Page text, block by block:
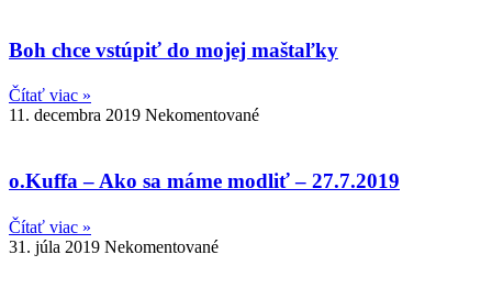
Boh chce vstúpiť do mojej maštaľky
Čítať viac »
11. decembra 2019 Nekomentované
o.Kuffa – Ako sa máme modliť – 27.7.2019
Čítať viac »
31. júla 2019 Nekomentované